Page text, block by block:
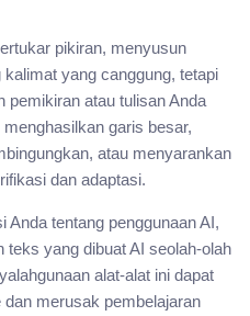
pikiran, menyusun
yang canggung, tetapi
pemikiran atau tulisan Anda
garis besar,
atau menyarankan
dan adaptasi.
Anda tentang penggunaan AI,
teks yang dibuat AI seolah-olah
alat-alat ini dapat
merusak pembelajaran